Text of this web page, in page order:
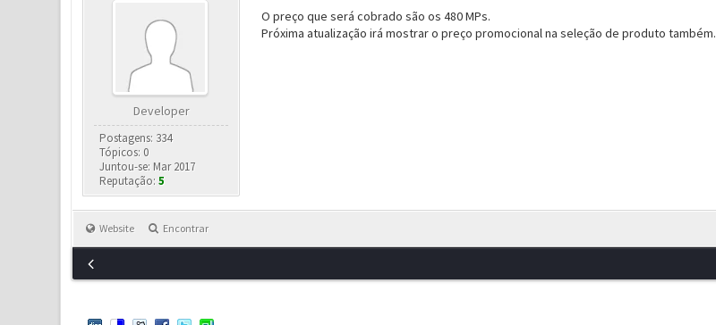
Developer
Postagens: 334
Tópicos: 0
Juntou-se: Mar 2017
Reputação:5
O preço que será cobrado são os 480 MPs.
Próxima atualização irá mostrar o preço promocional na seleção de produto também.
Website Encontrar